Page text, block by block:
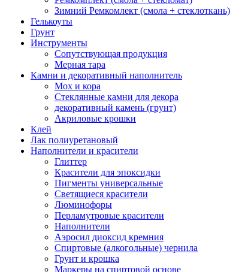
Зимний Ремкомлект (смола + стеклоткань)
Гелькоуты
Грунт
Инструменты
Сопутствующая продукция
Мерная тара
Камни и декоративный наполнитель
Мох и кора
Стеклянные камни для декора
декоративный камень (грунт)
Акриловые крошки
Клей
Лак полиуретановый
Наполнители и красители
Глиттер
Красители для эпоксидки
Пигменты универсальные
Светящиеся красители
Люминофоры
Перламутровые красители
Наполнители
Аэросил диоксид кремния
Спиртовые (алкогольные) чернила
Грунт и крошка
Маркеры на спиртовой основе